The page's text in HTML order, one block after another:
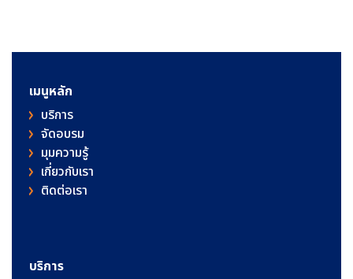
เมนูหลัก
บริการ
จัดอบรม
มุมความรู้
เกี่ยวกับเรา
ติดต่อเรา
บริการ